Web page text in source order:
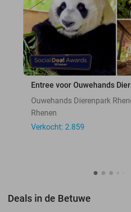
Entree voor Ouwehands
Ouwehands Dierenpark
Rhenen
Verkocht: 2.859
Deals in de Betuwe